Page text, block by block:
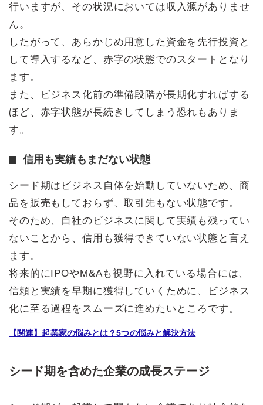
行いますが、その状況においては収入源がありませ
ん。
したがって、あらかじめ用意した資金を先行投資と
して導入するなど、赤字の状態でのスタートとなり
ます。
また、ビジネス化前の準備段階が長期化すればする
ほど、赤字状態が長続きしてしまう恐れもありま
す。
信用も実績もまだない状態
シード期はビジネス自体を始動していないため、商
品を販売もしておらず、取引先もない状態です。
そのため、自社のビジネスに関して実績も残ってい
ないことから、信用も獲得できていない状態と言え
ます。
将来的にIPOやM&Aも視野に入れている場合には、
信頼と実績を早期に獲得していくために、ビジネス
化に至る過程をスムーズに進めたいところです。
【関連】起業家の悩みとは？5つの悩みと解決方法
シード期を含めた企業の成長ステージ